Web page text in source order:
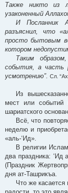
Также никто из
узаконенный
И Посланник
разъяснил, что
просто бытовым
котором
Таким
события, а часть
усмотрению”. Сл.
Из
мест или событий
шариатского
Всё, что
неделю и
«аль-‘Ид».
В религии
два праздника: ‘Ид
(Праздник
дня ат-Ташрикъа.
Что же касается